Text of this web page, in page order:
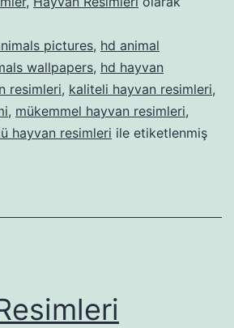
pictures, hd animal
wallpapers, hd hayvan
resimleri, kaliteli hayvan resimleri,
, mükemmel hayvan resimleri,
hayvan resimleri ile etiketlenmiş